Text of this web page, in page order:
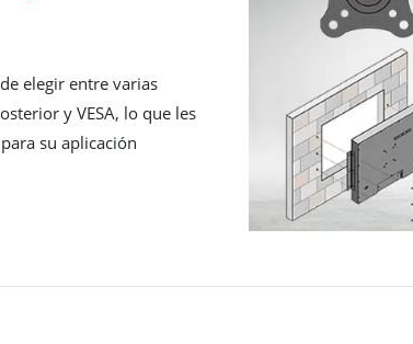
elegir entre varias
y VESA, lo que les
su aplicación